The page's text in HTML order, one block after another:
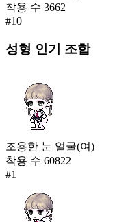
착용 수 3662
#10
성형 인기 조합
조용한 눈 얼굴(여)
착용 수 60822
#1